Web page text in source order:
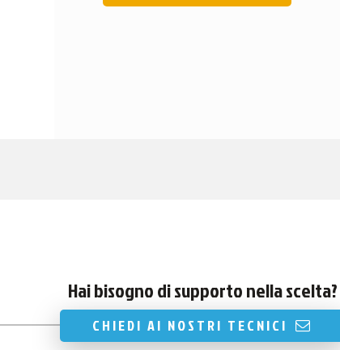
Hai bisogno di supporto nella scelta?
CHIEDI AI NOSTRI TECNICI